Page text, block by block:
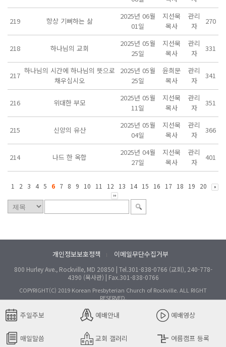
219 항상 기뻐하는 삶
2025년 06월
01일
지선묵
목사
관리
자
270
218 하나님의 교회
2025년 05월
25일
지선묵
목사
관리
자
331
217
하나님의 시간에 하나님의 뜻으로
채우십시오
2025년 05월
25일
윤희문
목사
관리
자
341
216 위대한 부모
2025년 05월
11일
지선묵
목사
관리
자
351
215 신앙의 유산
2025년 05월
04일
지선묵
목사
관리
자
366
214 나드 한 옥합
2025년 04월
27일
지선묵
목사
관리
자
401
1 2 3 4 5 6 7 8 9 10 11 12 13 14 15 16 17 18 19 20
주일주보 예배안내 예배영상
매일말씀 교회 갤러리 여름캠프 등록
개인정보보호정책 l 이메일무단수집거부
800 Hurley Ave., Rockville, MD 20850 | Tel.301-838-0766 (교회), 240-778-
4390 (목사관) | Fax.301-838-0766
COPYRIGHT(C) 2019 Korean Presbyterian Church of Rockville. ALL RIGHT
RESERVED.